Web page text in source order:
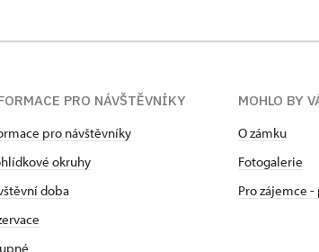
PRO NÁVŠTĚVNÍKY
pro návštěvníky
okruhy
doba
MOHLO BY
O zámku
Fotogalerie
Pro zájemce